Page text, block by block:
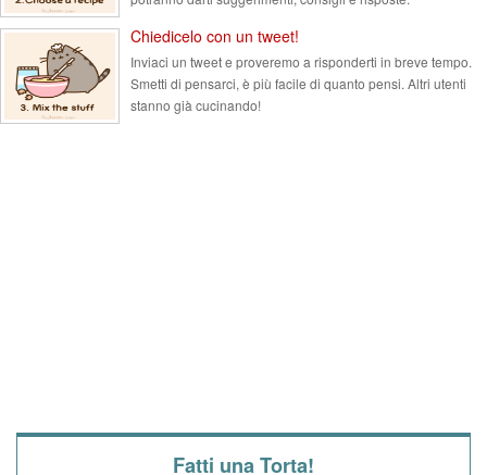
Chiedicelo con un tweet!
Inviaci un tweet e proveremo a risponderti in breve tempo.
Smetti di pensarci, è più facile di quanto pensi. Altri utenti
stanno già cucinando!
Fatti una Torta!